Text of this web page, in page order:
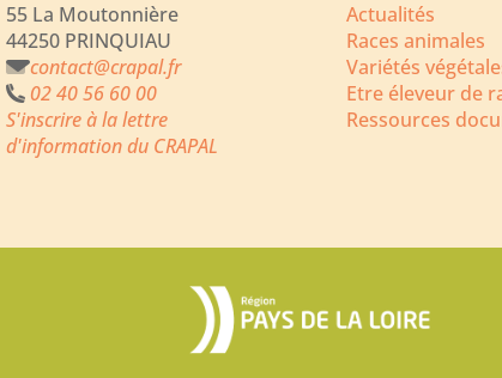
55 La Moutonnière
44250 PRINQUIAU
contact@crapal.fr
02 40 56 60 00
S'inscrire à la lettre
d'information du CRAPAL
Actualités
Races animales
Variétés
Etre éleveur de
Ressources